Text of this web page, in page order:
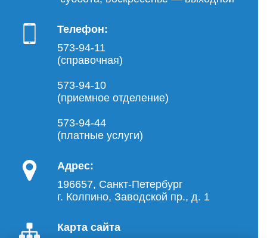
Телефон:
573-94-11
(справочная)
573-94-10
(приемное отделение)
573-94-44
(платные услуги)
Адрес:
196657, Санкт-Петербург
г. Колпино, Заводской пр., д. 1
Карта сайта